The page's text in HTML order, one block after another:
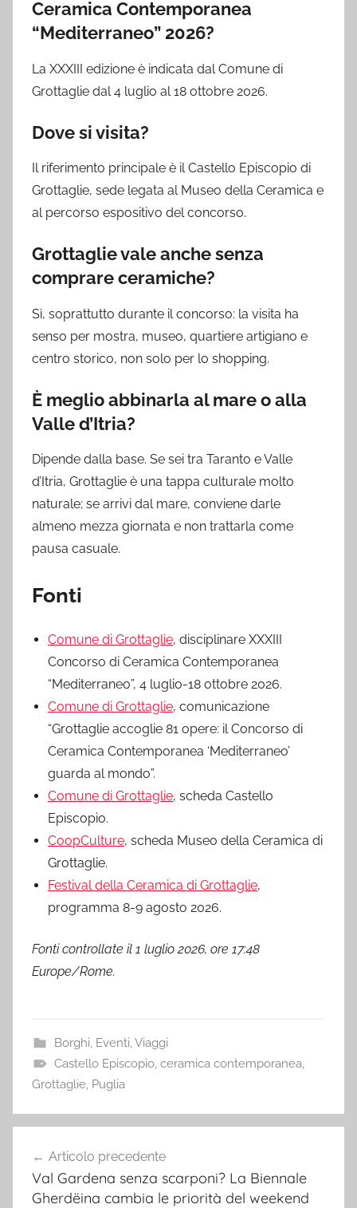
Ceramica Contemporanea
“Mediterraneo” 2026?
La XXXIII edizione è indicata dal Comune di
Grottaglie dal 4 luglio al 18 ottobre 2026.
Dove si visita?
Il riferimento principale è il Castello Episcopio di
Grottaglie, sede legata al Museo della Ceramica e
al percorso espositivo del concorso.
Grottaglie vale anche senza
comprare ceramiche?
Sì, soprattutto durante il concorso: la visita ha
senso per mostra, museo, quartiere artigiano e
centro storico, non solo per lo shopping.
È meglio abbinarla al mare o alla
Valle d’Itria?
Dipende dalla base. Se sei tra Taranto e Valle
d’Itria, Grottaglie è una tappa culturale molto
naturale; se arrivi dal mare, conviene darle
almeno mezza giornata e non trattarla come
pausa casuale.
Fonti
Comune di Grottaglie, disciplinare XXXIII
Concorso di Ceramica Contemporanea
“Mediterraneo”, 4 luglio-18 ottobre 2026.
Comune di Grottaglie, comunicazione
“Grottaglie accoglie 81 opere: il Concorso di
Ceramica Contemporanea ‘Mediterraneo’
guarda al mondo”.
Comune di Grottaglie, scheda Castello
Episcopio.
CoopCulture, scheda Museo della Ceramica di
Grottaglie.
Festival della Ceramica di Grottaglie,
programma 8-9 agosto 2026.
Fonti controllate il 1 luglio 2026, ore 17:48
Europe/Rome.
Borghi, Eventi,Viaggi
Castello Episcopio, ceramica contemporanea,
Grottaglie, Puglia
articoli
Articolo precedente
Val Gardena senza scarponi? La Biennale
Gherdëina cambia le priorità del weekend